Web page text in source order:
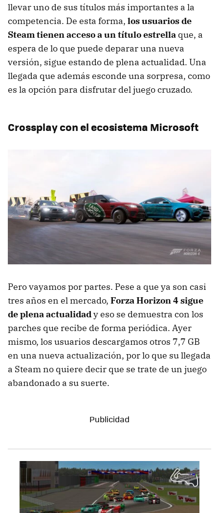
llevar uno de sus títulos más importantes a la
competencia. De esta forma, los usuarios de
Steam tienen acceso a un título estrella que, a
espera de lo que puede deparar una nueva
versión, sigue estando de plena actualidad. Una
llegada que además esconde una sorpresa, como
es la opción para disfrutar del juego cruzado.
Crossplay con el ecosistema Microsoft
Pero vayamos por partes. Pese a que ya son casi
tres años en el mercado, Forza Horizon 4 sigue
de plena actualidady eso se demuestra con los
parches que recibe de forma periódica. Ayer
mismo, los usuarios descargamos otros 7,7 GB
en una nueva actualización, por lo que su llegada
a Steam no quiere decir que se trate de un juego
abandonado a su suerte.